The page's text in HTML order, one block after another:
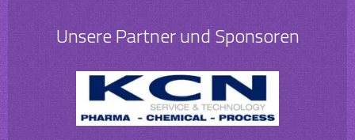
Unsere Partner und Sponsoren